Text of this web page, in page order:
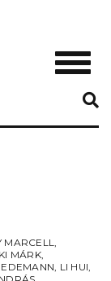
MARCELL,
MÁRK,
, LI HUI,